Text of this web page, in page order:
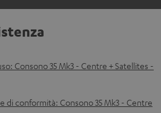
Consono 35 Mk3 - Centre + Satellites -
di conformità: Consono 35 Mk3 - Centre